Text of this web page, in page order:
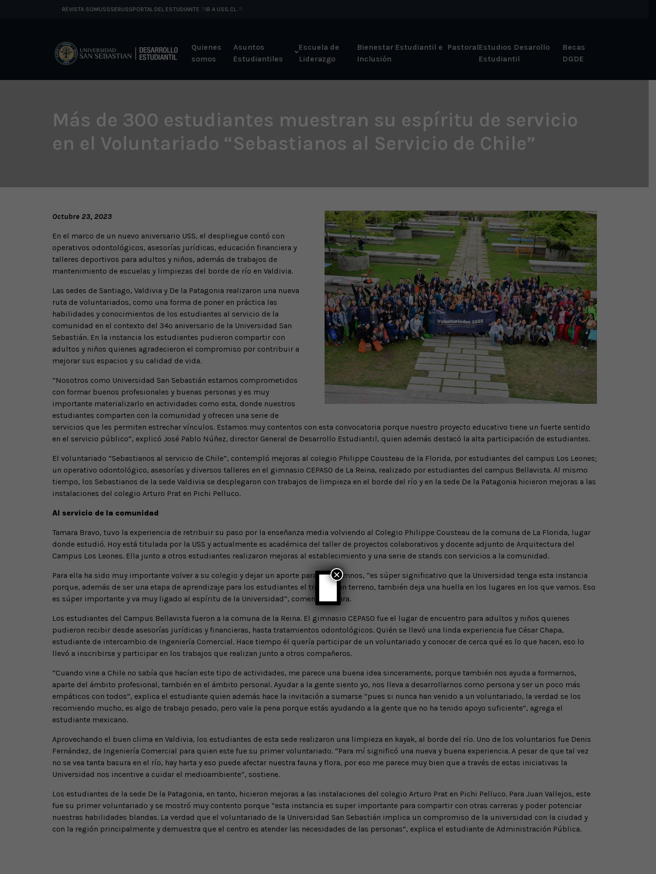
REVISTA SOMUSSSERUSSPORTAL DEL ESTUDIANTE IR A USS.CL
Quienes
somos
Asuntos
Estudiantiles
Escuela de
Liderazgo
Bienestar Estudiantil e
Inclusión
PastoralEstudios Desarollo
Estudiantil
Becas
DGDE
Más de 300 estudiantes muestran su espíritu de servicio
en el Voluntariado “Sebastianos al Servicio de Chile”
Octubre 23, 2023
En el marco de un nuevo aniversario USS, el despliegue contó con
operativos odontológicos, asesorías jurídicas, educación financiera y
talleres deportivos para adultos y niños, además de trabajos de
mantenimiento de escuelas y limpiezas del borde de río en Valdivia.
Las sedes de Santiago, Valdivia y De la Patagonia realizaron una nueva
ruta de voluntariados, como una forma de poner en práctica las
habilidades y conocimientos de los estudiantes al servicio de la
comunidad en el contexto del 34º aniversario de la Universidad San
Sebastián. En la instancia los estudiantes pudieron compartir con
adultos y niños quienes agradecieron el compromiso por contribuir a
mejorar sus espacios y su calidad de vida.
“Nosotros como Universidad San Sebastián estamos comprometidos
con formar buenos profesionales y buenas personas y es muy
importante materializarlo en actividades como esta, donde nuestros
estudiantes comparten con la comunidad y ofrecen una serie de
servicios que les permiten estrechar vínculos. Estamos muy contentos con esta convocatoria porque nuestro proyecto educativo tiene un fuerte sentido
en el servicio público”, explicó José Pablo Núñez, director General de Desarrollo Estudiantil, quien además destacó la alta participación de estudiantes.
El voluntariado “Sebastianos al servicio de Chile”, contempló mejoras al colegio Philippe Cousteau de la Florida, por estudiantes del campus Los Leones;
un operativo odontológico, asesorías y diversos talleres en el gimnasio CEPASO de La Reina, realizado por estudiantes del campus Bellavista. Al mismo
tiempo, los Sebastianos de la sede Valdivia se desplegaron con trabajos de limpieza en el borde del río y en la sede De la Patagonia hicieron mejoras a las
instalaciones del colegio Arturo Prat en Pichi Pelluco.
Al servicio de la comunidad
Tamara Bravo, tuvo la experiencia de retribuir su paso por la enseñanza media volviendo al Colegio Philippe Cousteau de la comuna de La Florida, lugar
donde estudió. Hoy está titulada por la USS y actualmente es académica del taller de proyectos colaborativos y docente adjunto de Arquitectura del
Campus Los Leones. Ella junto a otros estudiantes realizaron mejoras al establecimiento y una serie de stands con servicios a la comunidad.
Para ella ha sido muy importante volver a su colegio y dejar un aporte para los alumnos, “es súper significativo que la Universidad tenga esta instancia
porque, además de ser una etapa de aprendizaje para los estudiantes el trabajar en terreno, también deja una huella en los lugares en los que vamos. Eso
es súper importante y va muy ligado al espíritu de la Universidad”, comenta Tamara.
Los estudiantes del Campus Bellavista fueron a la comuna de la Reina. El gimnasio CEPASO fue el lugar de encuentro para adultos y niños quienes
pudieron recibir desde asesorías jurídicas y financieras, hasta tratamientos odontológicos. Quién se llevó una linda experiencia fue César Chapa,
estudiante de intercambio de Ingeniería Comercial. Hace tiempo él quería participar de un voluntariado y conocer de cerca qué es lo que hacen, eso lo
llevó a inscribirse y participar en los trabajos que realizan junto a otros compañeros.
“Cuando vine a Chile no sabía que hacían este tipo de actividades, me parece una buena idea sinceramente, porque también nos ayuda a formarnos,
aparte del ámbito profesional, también en el ámbito personal. Ayudar a la gente siento yo, nos lleva a desarrollarnos como persona y ser un poco más
empáticos con todos”, explica el estudiante quien además hace la invitación a sumarse “pues si nunca han venido a un voluntariado, la verdad se los
recomiendo mucho, es algo de trabajo pesado, pero vale la pena porque estás ayudando a la gente que no ha tenido apoyo suficiente”, agrega el
estudiante mexicano.
Aprovechando el buen clima en Valdivia, los estudiantes de esta sede realizaron una limpieza en kayak, al borde del río. Uno de los voluntarios fue Denis
Fernández, de Ingeniería Comercial para quien este fue su primer voluntariado. “Para mí significó una nueva y buena experiencia. A pesar de que tal vez
no se vea tanta basura en el río, hay harta y eso puede afectar nuestra fauna y flora, por eso me parece muy bien que a través de estas iniciativas la
Universidad nos incentive a cuidar el medioambiente”, sostiene.
Los estudiantes de la sede De la Patagonia, en tanto, hicieron mejoras a las instalaciones del colegio Arturo Prat en Pichi Pelluco. Para Juan Vallejos, este
fue su primer voluntariado y se mostró muy contento porque “esta instancia es super importante para compartir con otras carreras y poder potenciar
nuestras habilidades blandas. La verdad que el voluntariado de la Universidad San Sebastián implica un compromiso de la universidad con la ciudad y
con la región principalmente y demuestra que el centro es atender las necesidades de las personas”, explica el estudiante de Administración Pública.
×